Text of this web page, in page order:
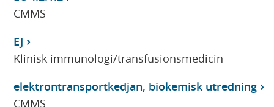
CMMS
EJ
Klinisk immunologi/transfusionsmedicin
elektrontransportkedjan, biokemisk utredning
CMMS